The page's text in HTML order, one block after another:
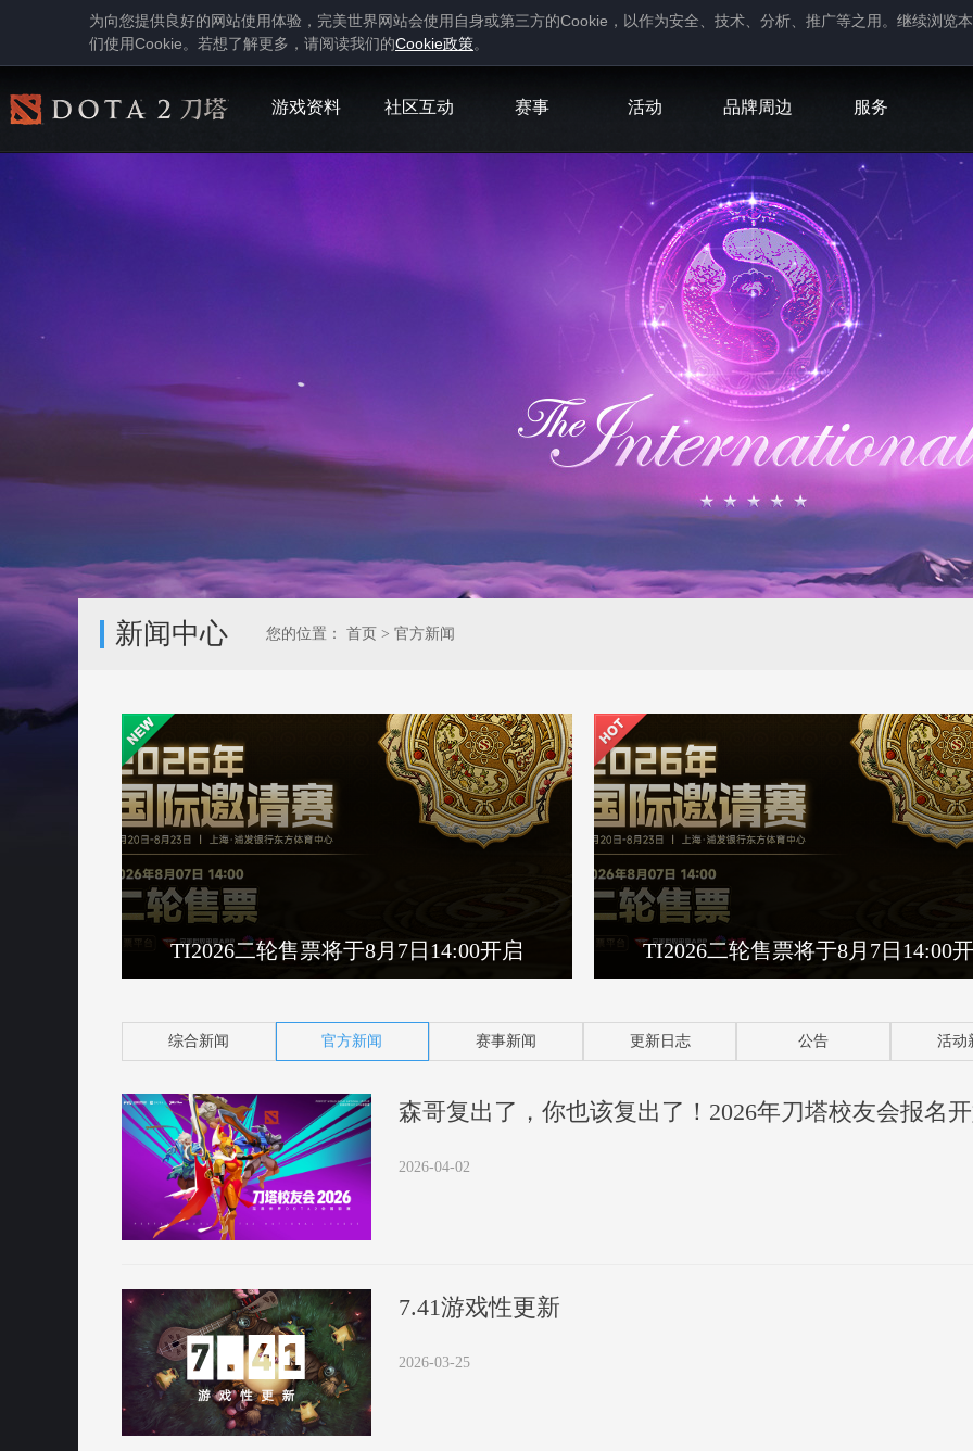
为向您提供良好的网站使用体验，完美世界网站会使用自身或第三方的Cookie ，以作为安全、技术、分析、推广等之用。继续浏览
们使用Cookie。若想了解更多，请阅读我们的Cookie政策。
游戏资料 社区互动 赛事 活动 品牌周边 服务
新闻中心 您的位置： 首页 > 官方新闻
TI2026二轮售票将于8月7日14:00开启 TI2026二轮售票将于8月7日14:00
综合新闻 官方新闻 赛事新闻 更新日志 公告 活动
森哥复出了，你也该复出了！2026年刀塔校友会报名
2026-04-02
7.41游戏性更新
2026-03-25